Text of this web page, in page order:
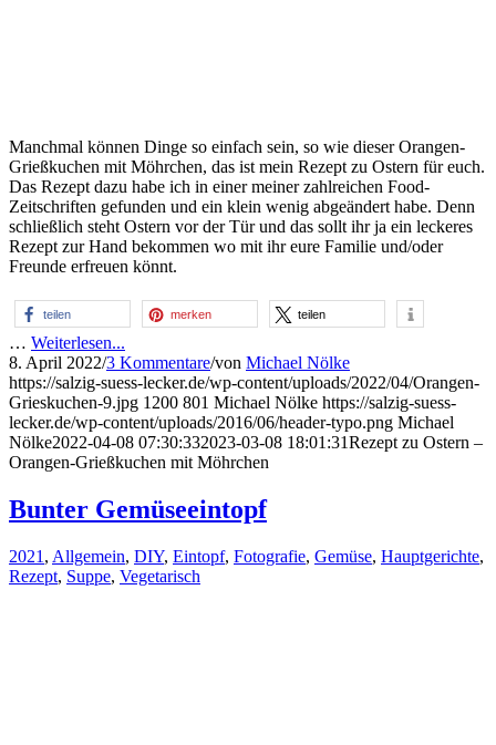
Manchmal können Dinge so einfach sein, so wie dieser Orangen-
Grießkuchen mit Möhrchen, das ist mein Rezept zu Ostern für euch.
Das Rezept dazu habe ich in einer meiner zahlreichen Food-
Zeitschriften gefunden und ein klein wenig abgeändert habe. Denn
schließlich steht Ostern vor der Tür und das sollt ihr ja ein leckeres
Rezept zur Hand bekommen wo mit ihr eure Familie und/oder
Freunde erfreuen könnt.
teilen merken teilen
… Weiterlesen...
8. April 2022/3 Kommentare/von Michael Nölke
https://salzig-suess-lecker.de/wp-content/uploads/2022/04/Orangen-
Grieskuchen-9.jpg 1200 801 Michael Nölke https://salzig-suess-
lecker.de/wp-content/uploads/2016/06/header-typo.png Michael
Nölke2022-04-08 07:30:332023-03-08 18:01:31Rezept zu Ostern –
Orangen-Grießkuchen mit Möhrchen
Bunter Gemüseeintopf
2021 , Allgemein, DIY, Eintopf, Fotografie, Gemüse, Hauptgerichte,
Rezept, Suppe, Vegetarisch